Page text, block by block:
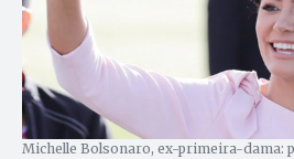
Michelle Bolsonaro, ex-primeira-dama: